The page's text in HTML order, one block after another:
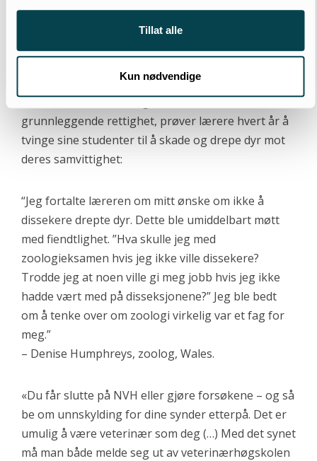
Tillat alle
Kun nødvendige
artikkel 18: “Enhver har rett
samvittighetsfrihet”.
Til tross for at samvittighetsfrihet er en
grunnleggende rettighet, prøver lærere hvert år å
tvinge sine studenter til å skade og drepe dyr mot
deres samvittighet:
“Jeg fortalte læreren om mitt ønske om ikke å
dissekere drepte dyr. Dette ble umiddelbart møtt
med fiendtlighet. ”Hva skulle jeg med
zoologieksamen hvis jeg ikke ville dissekere?
Trodde jeg at noen ville gi meg jobb hvis jeg ikke
hadde vært med på disseksjonene?” Jeg ble bedt
om å tenke over om zoologi virkelig var et fag for
meg.”
– Denise Humphreys, zoolog, Wales.
«Du får slutte på NVH eller gjøre forsøkene – og så
be om unnskylding for dine synder etterpå. Det er
umulig å være veterinær som deg (…) Med det synet
må man både melde seg ut av veterinærhøgskolen